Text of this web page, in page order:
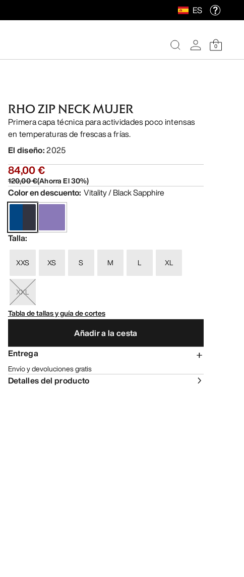
ES
0
RHO ZIP NECK MUJER
Primera capa técnica para actividades poco intensas
en temperaturas de frescas a frías.
El diseño:2025
84,00 €
120,00 €(Ahorra El30%)
Color en descuento: Vitality / Black Sapphire
Talla:
XXS XS S M L XL
XXL
Tabla de tallas y guía de cortes
Añadir a la cesta
Entrega
Envío y devoluciones gratis
Detalles del producto